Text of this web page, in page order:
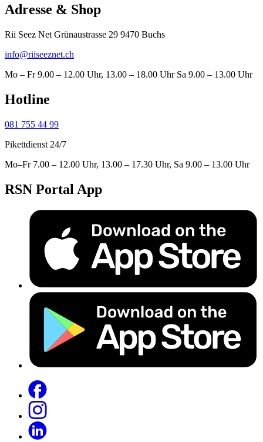
Adresse & Shop
Rii Seez Net Grünaustrasse 29 9470 Buchs
info@riiseeznet.ch
Mo – Fr 9.00 – 12.00 Uhr, 13.00 – 18.00 Uhr Sa 9.00 – 13.00 Uhr
Hotline
081 755 44 99
Pikettdienst 24/7
Mo–Fr 7.00 – 12.00 Uhr, 13.00 – 17.30 Uhr, Sa 9.00 – 13.00 Uhr
RSN Portal App